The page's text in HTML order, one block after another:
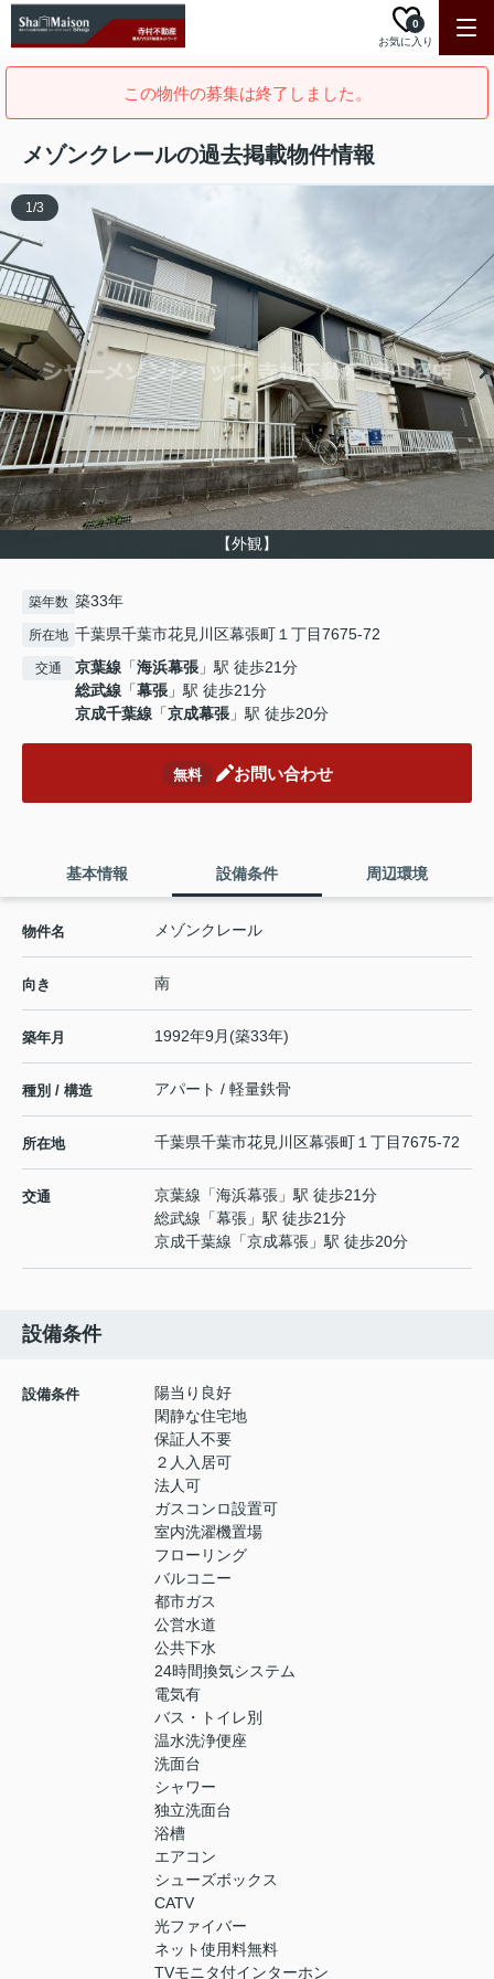
お気に入り
0
この物件の募集は終了しました。
メゾンクレールの過去掲載物件情報
【外観】
1/3
築年数 築33年
所在地 千葉県千葉市花見川区幕張町１丁目7675-72
交通 京葉線 「海浜幕張 」駅 徒歩21分
総武線 「幕張 」駅 徒歩21分
京成千葉線 「京成幕張 」駅 徒歩20分
無料 お問い合わせ
基本情報 設備条件 周辺環境
物件名 メゾンクレール
向き 南
築年月 1992年9月(築33年)
種別 / 構造 アパート / 軽量鉄骨
所在地 千葉県千葉市花見川区幕張町１丁目7675-72
交通 京葉線 「海浜幕張 」駅 徒歩21分
総武線 「幕張 」駅 徒歩21分
京成千葉線 「京成幕張 」駅 徒歩20分
設備条件
設備条件
陽当り良好
閑静な住宅地
保証人不要
２人入居可
法人可
ガスコンロ設置可
室内洗濯機置場
フローリング
バルコニー
都市ガス
公営水道
公共下水
24時間換気システム
電気有
バス・トイレ別
温水洗浄便座
洗面台
シャワー
独立洗面台
浴槽
エアコン
シューズボックス
CATV
光ファイバー
ネット使用料無料
TVモニタ付インターホン